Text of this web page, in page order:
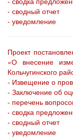
- сводный отчет
- уведомление
Проект
«О внесение
Кольчугинского
- Извещение о
- Заключение об
- перечень
- сводка
- сводный отчет
- уведомление